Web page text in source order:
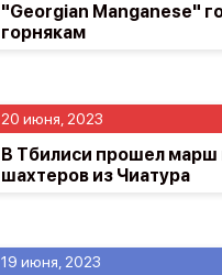
19 июня, 2023
20 июня, 2023
В Тбилиси прошел
шахтеров из Чиатура
"Georgian Manganese"
горнякам